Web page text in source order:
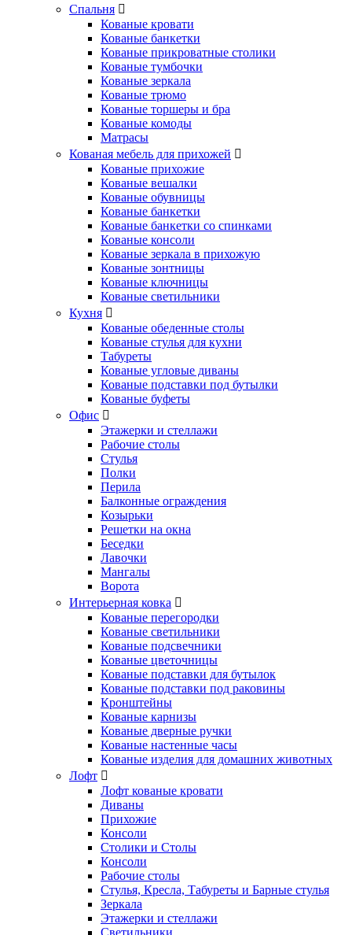
Спальня
Кованые кровати
Кованые банкетки
Кованые прикроватные столики
Кованые тумбочки
Кованые зеркала
Кованые трюмо
Кованые торшеры и бра
Кованые комоды
Матрасы
Кованая мебель для прихожей
Кованые прихожие
Кованые вешалки
Кованые обувницы
Кованые банкетки
Кованые банкетки со спинками
Кованые консоли
Кованые зеркала в прихожую
Кованые зонтницы
Кованые ключницы
Кованые светильники
Кухня
Кованые обеденные столы
Кованые стулья для кухни
Табуреты
Кованые угловые диваны
Кованые подставки под бутылки
Кованые буфеты
Офис
Этажерки и стеллажи
Рабочие столы
Стулья
Полки
Перила
Балконные ограждения
Козырьки
Решетки на окна
Беседки
Лавочки
Мангалы
Ворота
Интерьерная ковка
Кованые перегородки
Кованые светильники
Кованые подсвечники
Кованые цветочницы
Кованые подставки для бутылок
Кованые подставки под раковины
Кронштейны
Кованые карнизы
Кованые дверные ручки
Кованые настенные часы
Кованые изделия для домашних животных
Лофт
Лофт кованые кровати
Диваны
Прихожие
Консоли
Столики и Столы
Консоли
Рабочие столы
Стулья, Кресла, Табуреты и Барные стулья
Зеркала
Этажерки и стеллажи
Светильники